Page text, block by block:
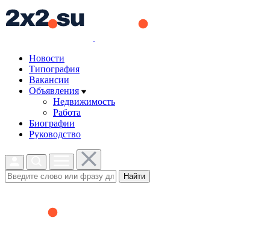
Новости
Типография
Вакансии
Объявления
Недвижимость
Работа
Биографии
Руководство
Найти